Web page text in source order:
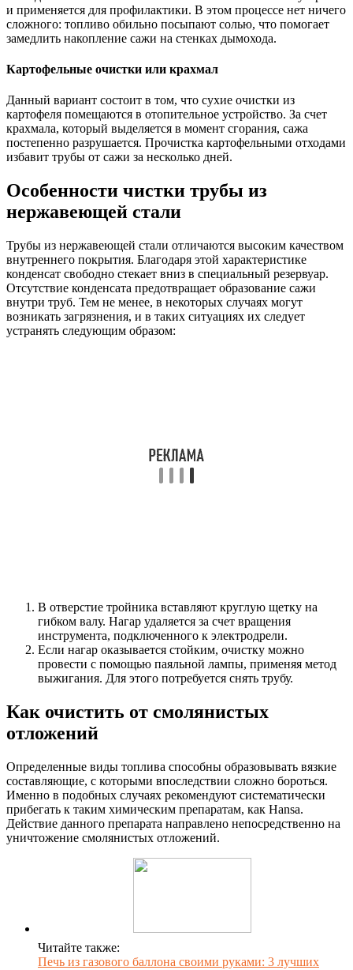
и применяется для профилактики. В этом процессе нет ничего
сложного: топливо обильно посыпают солью, что помогает
замедлить накопление сажи на стенках дымохода.
Картофельные очистки или крахмал
Данный вариант состоит в том, что сухие очистки из
картофеля помещаются в отопительное устройство. За счет
крахмала, который выделяется в момент сгорания, сажа
постепенно разрушается. Прочистка картофельными отходами
избавит трубы от сажи за несколько дней.
Особенности чистки трубы из
нержавеющей стали
Трубы из нержавеющей стали отличаются высоким качеством
внутреннего покрытия. Благодаря этой характеристике
конденсат свободно стекает вниз в специальный резервуар.
Отсутствие конденсата предотвращает образование сажи
внутри труб. Тем не менее, в некоторых случаях могут
возникать загрязнения, и в таких ситуациях их следует
устранять следующим образом:
В отверстие тройника вставляют круглую щетку на
гибком валу. Нагар удаляется за счет вращения
инструмента, подключенного к электродрели.
Если нагар оказывается стойким, очистку можно
провести с помощью паяльной лампы, применяя метод
выжигания. Для этого потребуется снять трубу.
Как очистить от смолянистых
отложений
Определенные виды топлива способны образовывать вязкие
составляющие, с которыми впоследствии сложно бороться.
Именно в подобных случаях рекомендуют систематически
прибегать к таким химическим препаратам, как Hansa.
Действие данного препарата направлено непосредственно на
уничтожение смолянистых отложений.
Читайте также:
Печь из газового баллона своими руками: 3 лучших